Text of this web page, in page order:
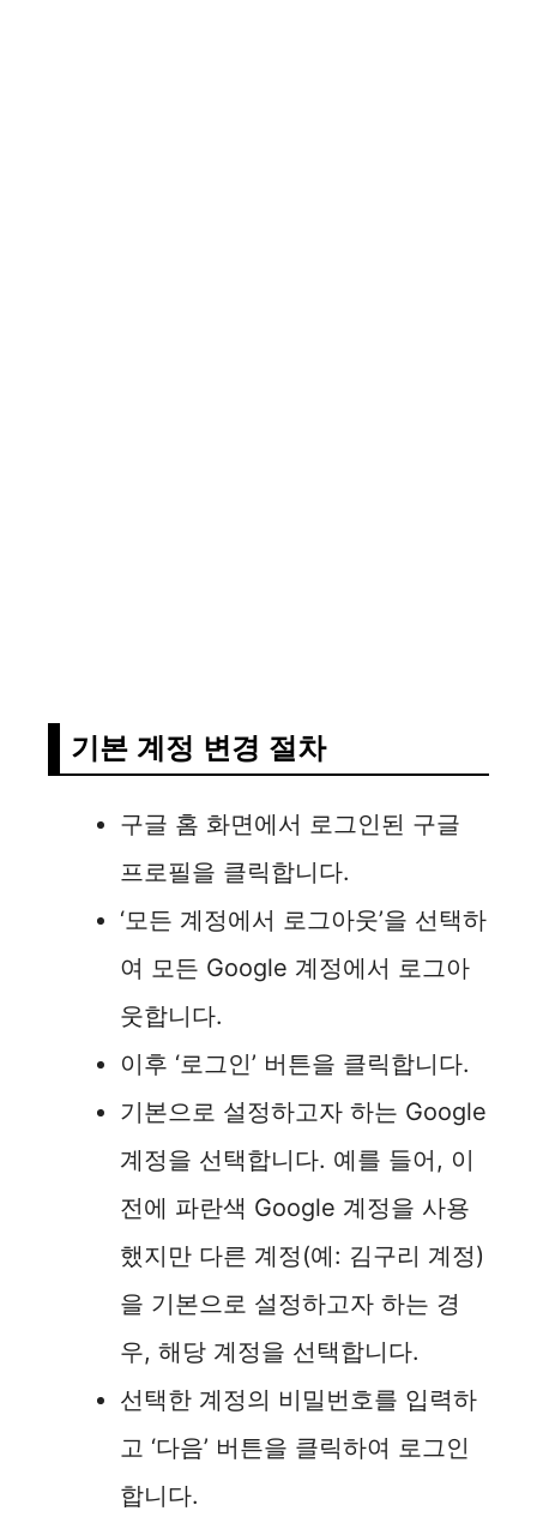
기본 계정 변경 절차
구글 홈 화면에서 로그인된 구글
프로필을 클릭합니다.
‘모든 계정에서 로그아웃’을 선택하
여 모든 Google 계정에서 로그아
웃합니다.
이후 ‘로그인’ 버튼을 클릭합니다.
기본으로 설정하고자 하는 Google
계정을 선택합니다. 예를 들어, 이
전에 파란색 Google 계정을 사용
했지만 다른 계정(예: 김구리 계정)
을 기본으로 설정하고자 하는 경
우, 해당 계정을 선택합니다.
선택한 계정의 비밀번호를 입력하
고 ‘다음’ 버튼을 클릭하여 로그인
합니다.